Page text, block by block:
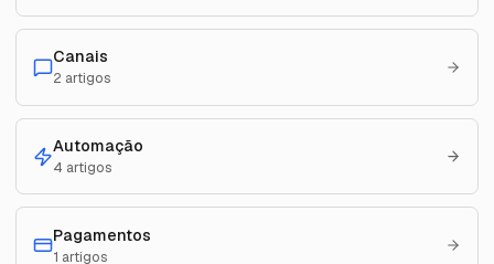
Canais
2 artigos
Automação
4 artigos
Pagamentos
1 artigos